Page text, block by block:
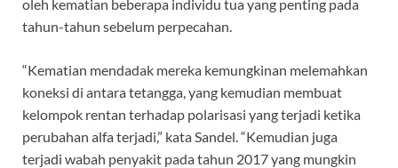
oleh kematian beberapa individu tua yang penting pada
tahun-tahun sebelum perpecahan.
“Kematian mendadak mereka kemungkinan melemahkan
koneksi di antara tetangga, yang kemudian membuat
kelompok rentan terhadap polarisasi yang terjadi ketika
perubahan alfa terjadi,” kata Sandel. “Kemudian juga
terjadi wabah penyakit pada tahun 2017 yang mungkin